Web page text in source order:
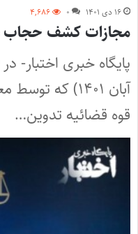
۱۶ دی ۱۴۰۱ ۰ ۴,۶۸۶
مجازات کشف حجاب
پایگاه خبری اختبار-
آبان ۱۴۰۱) که
قوه قضائیه تدوین…